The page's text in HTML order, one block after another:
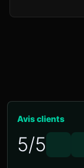
Avis clients
5/5